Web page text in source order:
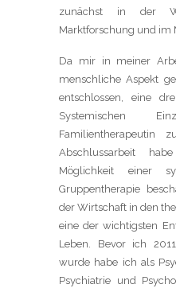
zunächst in der
Marktforschung und im
Da mir in meiner
menschliche Aspekt
entschlossen, eine
Systemischen
Familientherapeutin
Abschlussarbeit
Möglichkeit einer
Gruppentherapie
der Wirtschaft in den
eine der wichtigsten
Leben. Bevor ich
wurde habe ich als
Psychiatrie und